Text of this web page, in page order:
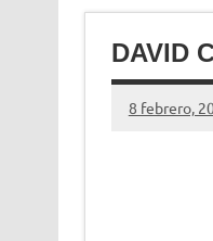
DAVID
8 febrero,